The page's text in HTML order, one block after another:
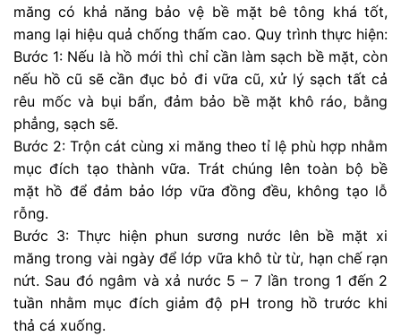
măng có khả năng bảo vệ bề mặt bê tông khá tốt,
mang lại hiệu quả chống thấm cao. Quy trình thực hiện:
Bước 1: Nếu là hồ mới thì chỉ cần làm sạch bề mặt, còn
nếu hồ cũ sẽ cần đục bỏ đi vữa cũ, xử lý sạch tất cả
rêu mốc và bụi bẩn, đảm bảo bề mặt khô ráo, bằng
phẳng, sạch sẽ.
Bước 2: Trộn cát cùng xi măng theo tỉ lệ phù hợp nhằm
mục đích tạo thành vữa. Trát chúng lên toàn bộ bề
mặt hồ để đảm bảo lớp vữa đồng đều, không tạo lỗ
rỗng.
Bước 3: Thực hiện phun sương nước lên bề mặt xi
măng trong vài ngày để lớp vữa khô từ từ, hạn chế rạn
nứt. Sau đó ngâm và xả nước 5 – 7 lần trong 1 đến 2
tuần nhằm mục đích giảm độ pH trong hồ trước khi
thả cá xuống.